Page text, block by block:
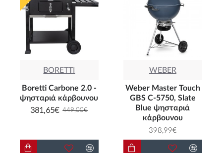
BORETTI
Boretti Carbone 2.0 -
ψησταριά κάρβουνου
381,65€ 449,00€
WEBER
Weber Master Touch
GBS C-5750, Slate
Blue ψησταριά
κάρβουνου
398,99€